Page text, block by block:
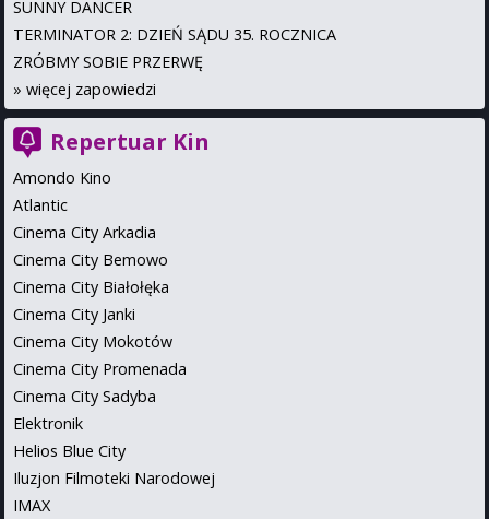
SUNNY DANCER
TERMINATOR 2: DZIEŃ SĄDU 35. ROCZNICA
ZRÓBMY SOBIE PRZERWĘ
» więcej zapowiedzi
Repertuar Kin
Amondo Kino
Atlantic
Cinema City Arkadia
Cinema City Bemowo
Cinema City Białołęka
Cinema City Janki
Cinema City Mokotów
Cinema City Promenada
Cinema City Sadyba
Elektronik
Helios Blue City
Iluzjon Filmoteki Narodowej
IMAX